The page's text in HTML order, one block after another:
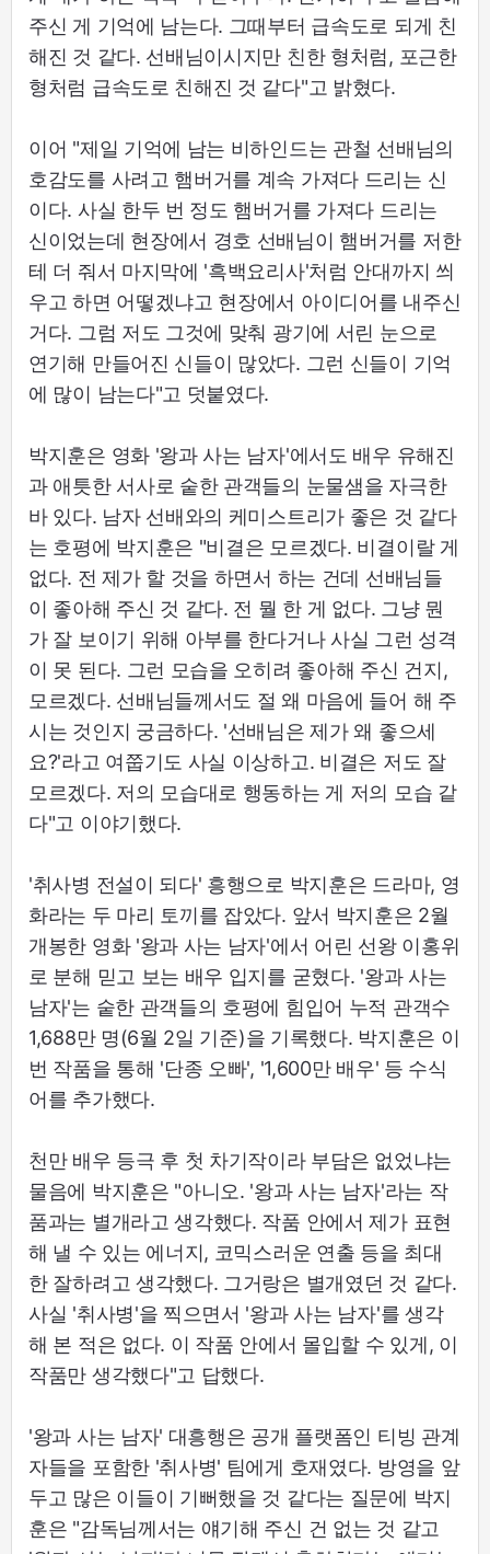
주신 게 기억에 남는다. 그때부터 급속도로 되게 친
해진 것 같다. 선배님이시지만 친한 형처럼, 포근한
형처럼 급속도로 친해진 것 같다"고 밝혔다.
이어 "제일 기억에 남는 비하인드는 관철 선배님의
호감도를 사려고 햄버거를 계속 가져다 드리는 신
이다. 사실 한두 번 정도 햄버거를 가져다 드리는
신이었는데 현장에서 경호 선배님이 햄버거를 저한
테 더 줘서 마지막에 '흑백요리사'처럼 안대까지 씌
우고 하면 어떻겠냐고 현장에서 아이디어를 내주신
거다. 그럼 저도 그것에 맞춰 광기에 서린 눈으로
연기해 만들어진 신들이 많았다. 그런 신들이 기억
에 많이 남는다"고 덧붙였다.
박지훈은 영화 '왕과 사는 남자'에서도 배우 유해진
과 애틋한 서사로 숱한 관객들의 눈물샘을 자극한
바 있다. 남자 선배와의 케미스트리가 좋은 것 같다
는 호평에 박지훈은 "비결은 모르겠다. 비결이랄 게
없다. 전 제가 할 것을 하면서 하는 건데 선배님들
이 좋아해 주신 것 같다. 전 뭘 한 게 없다. 그냥 뭔
가 잘 보이기 위해 아부를 한다거나 사실 그런 성격
이 못 된다. 그런 모습을 오히려 좋아해 주신 건지,
모르겠다. 선배님들께서도 절 왜 마음에 들어 해 주
시는 것인지 궁금하다. '선배님은 제가 왜 좋으세
요?'라고 여쭙기도 사실 이상하고. 비결은 저도 잘
모르겠다. 저의 모습대로 행동하는 게 저의 모습 같
다"고 이야기했다.
'취사병 전설이 되다' 흥행으로 박지훈은 드라마, 영
화라는 두 마리 토끼를 잡았다. 앞서 박지훈은 2월
개봉한 영화 '왕과 사는 남자'에서 어린 선왕 이홍위
로 분해 믿고 보는 배우 입지를 굳혔다. '왕과 사는
남자'는 숱한 관객들의 호평에 힘입어 누적 관객수
1,688만 명(6월 2일 기준)을 기록했다. 박지훈은 이
번 작품을 통해 '단종 오빠', '1,600만 배우' 등 수식
어를 추가했다.
천만 배우 등극 후 첫 차기작이라 부담은 없었냐는
물음에 박지훈은 "아니오. '왕과 사는 남자'라는 작
품과는 별개라고 생각했다. 작품 안에서 제가 표현
해 낼 수 있는 에너지, 코믹스러운 연출 등을 최대
한 잘하려고 생각했다. 그거랑은 별개였던 것 같다.
사실 '취사병'을 찍으면서 '왕과 사는 남자'를 생각
해 본 적은 없다. 이 작품 안에서 몰입할 수 있게, 이
작품만 생각했다"고 답했다.
'왕과 사는 남자' 대흥행은 공개 플랫폼인 티빙 관계
자들을 포함한 '취사병' 팀에게 호재였다. 방영을 앞
두고 많은 이들이 기뻐했을 것 같다는 질문에 박지
훈은 "감독님께서는 얘기해 주신 건 없는 것 같고